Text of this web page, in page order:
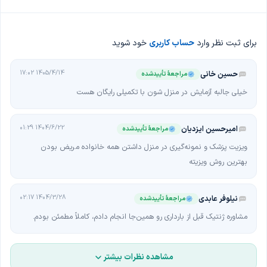
071-3230**** | 071-3230**** | 071-3233**** | 071-3234****
برای ثبت نظر وارد حساب کاربری خود شوید
حسین خانی مراجعهٔ تأییدشده 1405/4/14 17:02
خیلی جالبه آزمایش در منزل شون با تکمیلی رایگان هست
امیرحسین ایزدیان مراجعهٔ تأییدشده 1404/6/22 01:29
ویزیت پزشک و نمونه‌گیری در منزل داشتن همه خانواده مریض بودن
بهترین روش ویزیته
نیلوفر عابدی مراجعهٔ تأییدشده 1404/3/28 02:17
مشاوره ژنتیک قبل از بارداری رو همین‌جا انجام دادم، کاملاً مطمئن بودم.
مشاهده نظرات بیشتر